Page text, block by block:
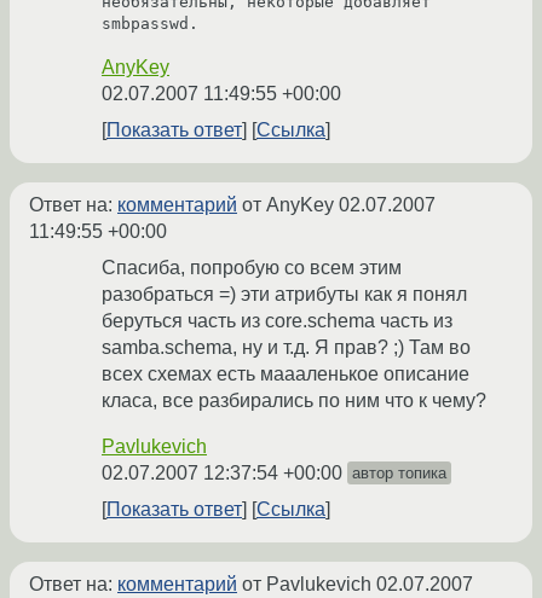
smbpasswd.
AnyKey
02.07.2007 11:49:55 +00:00
Показать ответ
Ссылка
Ответ на: комментарий от AnyKey 02.07.2007
11:49:55 +00:00
Спасиба, попробую со всем этим
разобраться =) эти атрибуты как я понял
беруться часть из core.schema часть из
samba.schema, ну и т.д. Я прав? ;) Там во
всех схемах есть маааленькое описание
класа, все разбирались по ним что к чему?
Pavlukevich
02.07.2007 12:37:54 +00:00 автор топика
Показать ответ Ссылка
Ответ на: комментарий от Pavlukevich 02.07.2007